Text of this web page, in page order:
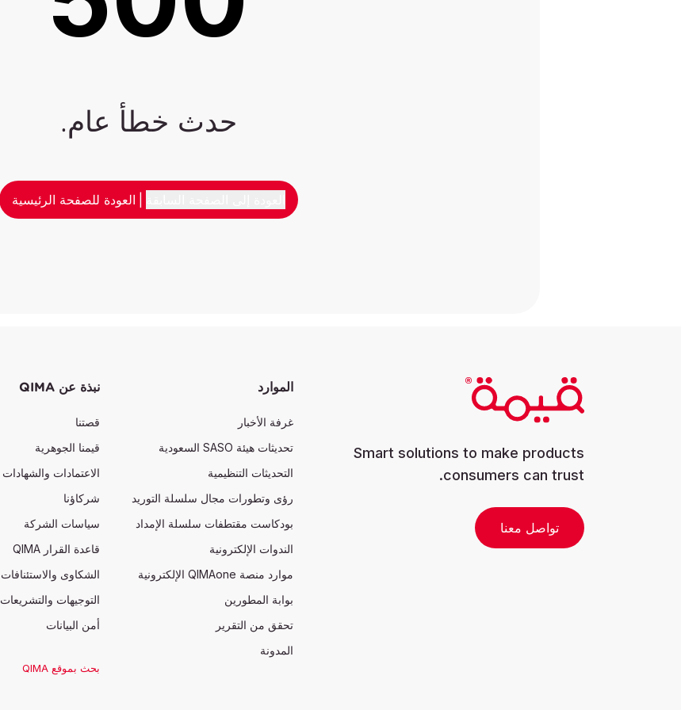
حدث خطأ عام.
العودة للصفحة الرئيسية
Smart solutions to make products
consumers can trust.
تواصل معنا
الموارد
غرفة الأخبار
تحديثات هيئة SASO السعودية
التحديثات التنظيمية
رؤى وتطورات مجال سلسلة التوريد
بودكاست مقتطفات سلسلة الإمداد
الندوات الإلكترونية
موارد منصة QIMAone الإلكترونية
بوابة المطورين
تحقق من التقرير
المدونة
نبذة عن QIMA
قصتنا
قيمنا الجوهرية
الاعتمادات والشهادات
شركاؤنا
سياسات الشركة
قاعدة القرار QIMA
الشكاوى والاستئنافات
التوجيهات والتشريعات
أمن البيانات
بحث بموقع QIMA